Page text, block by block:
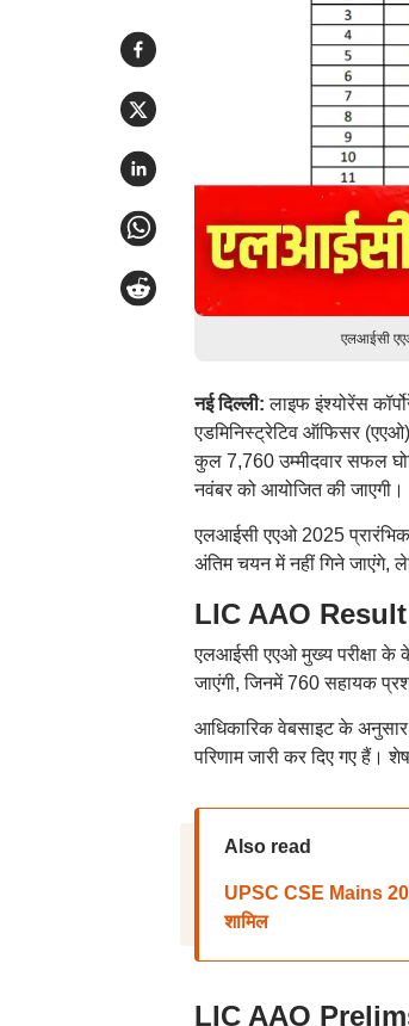
एलआईसी
नई दिल्ली: लाइफ इंश्योरेंस
एडमिनिस्ट्रेटिव ऑफिसर (एएओ)
कुल 7,760 उम्मीदवार सफल
नवंबर को आयोजित की जाएगी।
एलआईसी एएओ 2025 प्रारंभिक
अंतिम चयन में नहीं गिने जाएंगे,
LIC AAO Result
एलआईसी एएओ मुख्य परीक्षा के के
जाएंगी, जिनमें 760 सहायक
आधिकारिक वेबसाइट के
परिणाम जारी कर दिए गए हैं।
Also read
UPSC CSE Mains
शामिल
LIC AAO